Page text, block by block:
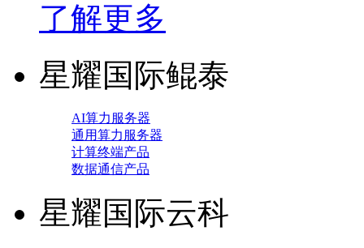
了解更多
星耀国际鲲泰
AI算力服务器
通用算力服务器
计算终端产品
数据通信产品
星耀国际云科